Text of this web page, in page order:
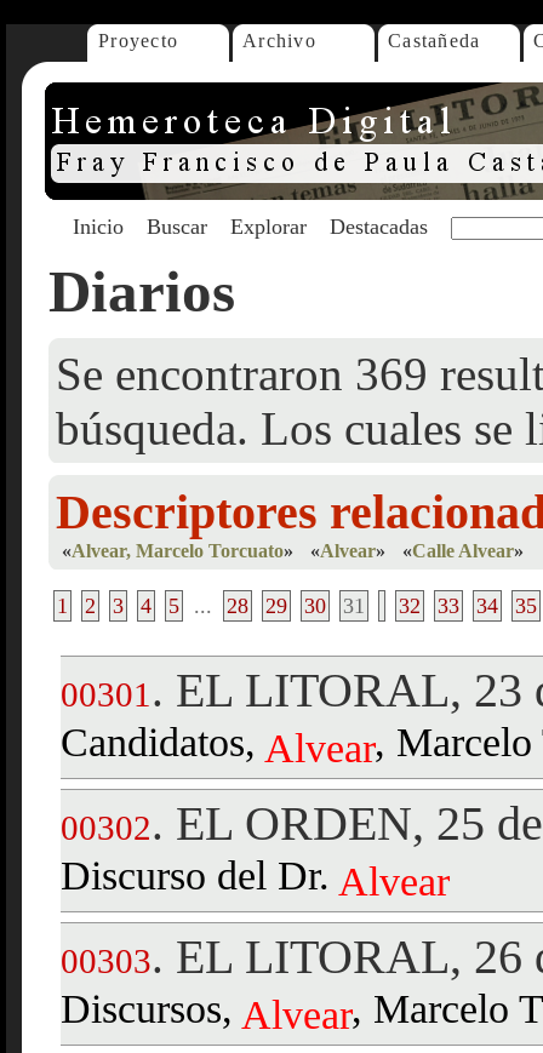
Proyecto Archivo Castañeda
Inicio Buscar Explorar Destacadas
Diarios
Se encontraron 369
búsqueda. Los cuales se
Descriptores
«Alvear, Marcelo Torcuato» «Alvear» «Calle Alvear»
1 2 3 4 5 ... 28 29 30 31 32 33 34 35
00301 . EL LITORAL, 23
Candidatos, Alvear, Marcelo
00302. EL ORDEN, 25
Discurso del Dr. Alvear
00303. EL LITORAL, 26
Discursos, Alvear, Marcelo